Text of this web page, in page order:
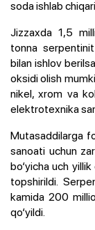
soda ishlab
Jizzaxda 1,5
tonna
bilan ishlov
oksidi olish
nikel, xrom va
elektrotexnika
Mutasaddilarga
sanoati uchun
bo‘yicha uch
topshirildi.
kamida 200
qo‘yildi.